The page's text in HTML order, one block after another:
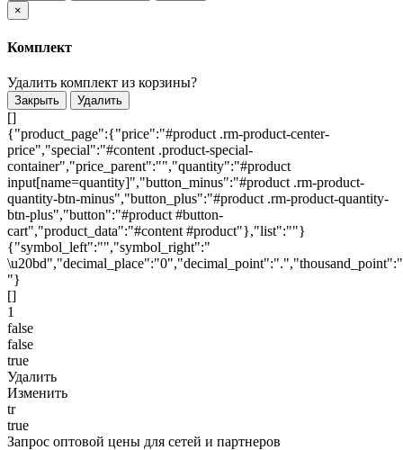
×
Комплект
Удалить комплект из корзины?
Закрыть Удалить
[]
{"product_page":{"price":"#product .rm-product-center-
price","special":"#content .product-special-
container","price_parent":"","quantity":"#product
input[name=quantity]","button_minus":"#product .rm-product-
quantity-btn-minus","button_plus":"#product .rm-product-quantity-
btn-plus","button":"#product #button-
cart","product_data":"#content #product"},"list":""}
{"symbol_left":"","symbol_right":"
\u20bd","decimal_place":"0","decimal_point":".","thousand_point":"
"}
[]
1
false
false
true
Удалить
Изменить
tr
true
Запрос оптовой цены для сетей и партнеров